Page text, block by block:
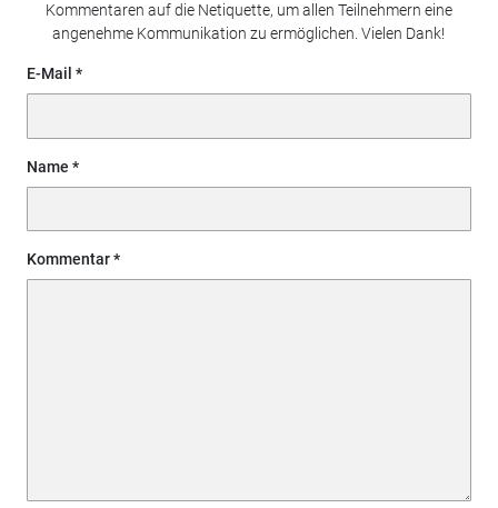
Kommentaren auf die Netiquette, um allen Teilnehmern eine
angenehme Kommunikation zu ermöglichen. Vielen Dank!
E-Mail
Name
Kommentar